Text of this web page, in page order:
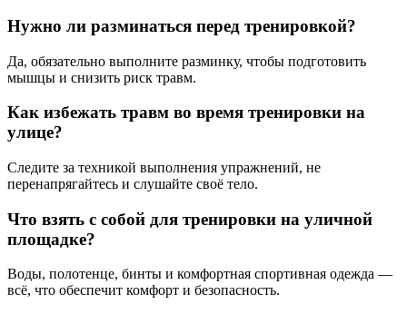
Нужно ли разминаться перед тренировкой?
Да, обязательно выполните разминку, чтобы подготовить
мышцы и снизить риск травм.
Как избежать травм во время тренировки на
улице?
Следите за техникой выполнения упражнений, не
перенапрягайтесь и слушайте своё тело.
Что взять с собой для тренировки на уличной
площадке?
Воды, полотенце, бинты и комфортная спортивная одежда —
всё, что обеспечит комфорт и безопасность.